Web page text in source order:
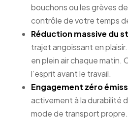
bouchons ou les grèves
contrôle de votre temps
Réduction massive du
trajet angoissant en
en plein air chaque matin.
l’esprit avant le travail.
Engagement zéro
activement à la durabilité
mode de transport